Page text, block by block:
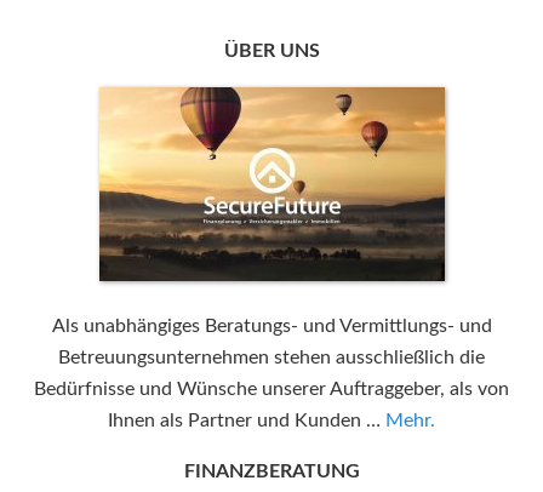
ÜBER UNS
Als unabhängiges Beratungs- und Vermittlungs- und
Betreuungsunternehmen stehen ausschließlich die
Bedürfnisse und Wünsche unserer Auftraggeber, als von
Ihnen als Partner und Kunden … Mehr.
FINANZBERATUNG